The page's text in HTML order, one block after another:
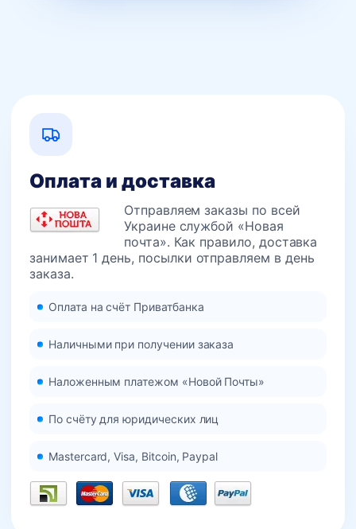
Оплата и доставка
Отправляем заказы по всей
Украине службой «Новая
почта». Как правило, доставка
занимает 1 день, посылки отправляем в день
заказа.
Оплата на счёт Приватбанка
Наличными при получении заказа
Наложенным платежом «Новой Почты»
По счёту для юридических лиц
Mastercard, Visa, Bitcoin, Paypal